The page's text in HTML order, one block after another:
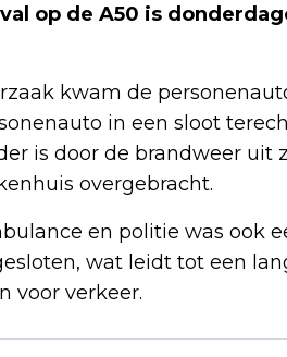
op de A50 is
kwam de
in een sloot
is door de brandweer
overgebracht.
en politie was ook
wat leidt tot een
voor verkeer.